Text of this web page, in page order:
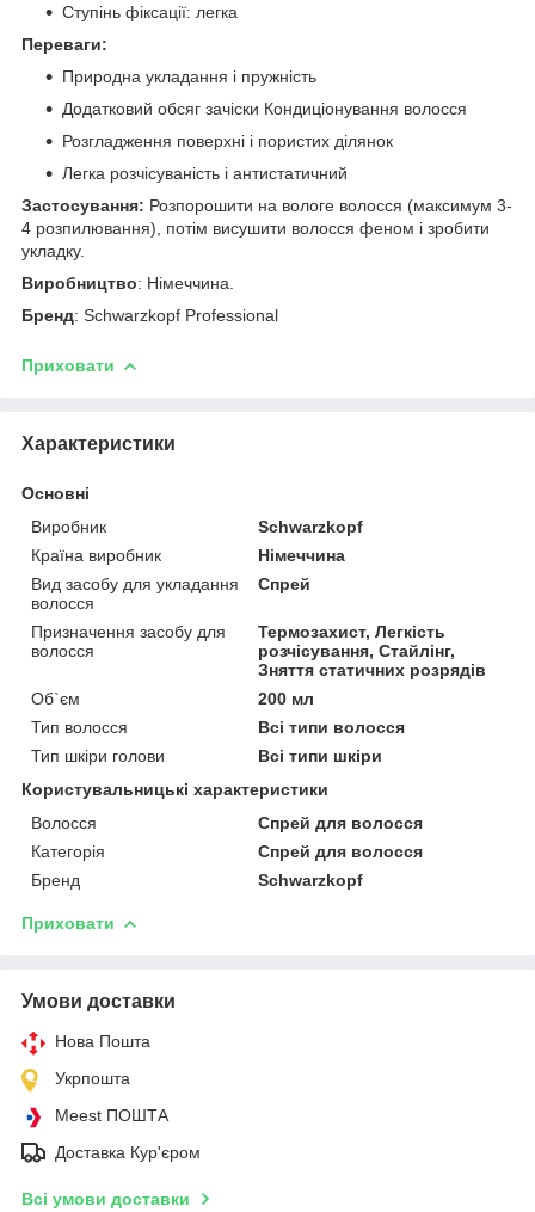
Ступінь фіксації: легка
Переваги:
Природна укладання і пружність
Додатковий обсяг зачіски Кондиціонування волосся
Розгладження поверхні і пористих ділянок
Легка розчісуваність і антистатичний
Застосування: Розпорошити на вологе волосся (максимум 3-
4 розпилювання), потім висушити волосся феном і зробити
укладку.
Виробництво: Німеччина.
Бренд: Schwarzkopf Professional
Приховати
Характеристики
Основні
Виробник
Schwarzkopf
Країна виробник
Німеччина
Вид засобу для укладання
волосся
Спрей
Призначення засобу для
волосся
Термозахист, Легкість
розчісування, Стайлінг,
Зняття статичних розрядів
Об`єм
200 мл
Тип волосся
Всі типи волосся
Тип шкіри голови
Всі типи шкіри
Користувальницькі характеристики
Волосся
Спрей для волосся
Категорія
Спрей для волосся
Бренд
Schwarzkopf
Приховати
Умови доставки
Нова Пошта
Укрпошта
Meest ПОШТА
Доставка Кур'єром
Всі умови доставки